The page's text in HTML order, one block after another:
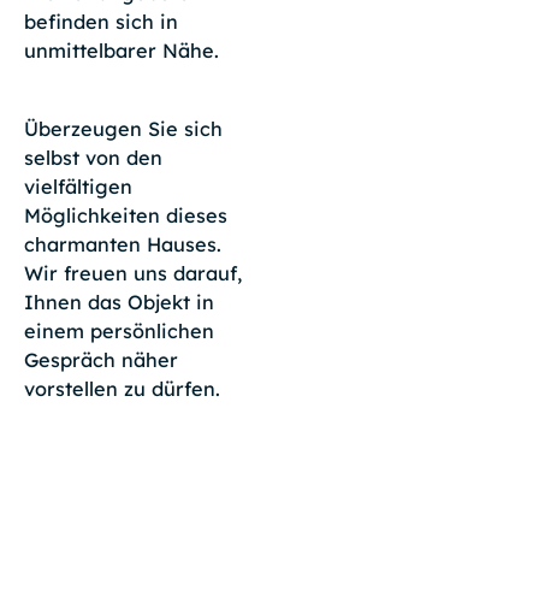
befinden sich in
unmittelbarer Nähe.
Überzeugen Sie sich
selbst von den
vielfältigen
Möglichkeiten dieses
charmanten Hauses.
Wir freuen uns darauf,
Ihnen das Objekt in
einem persönlichen
Gespräch näher
vorstellen zu dürfen.